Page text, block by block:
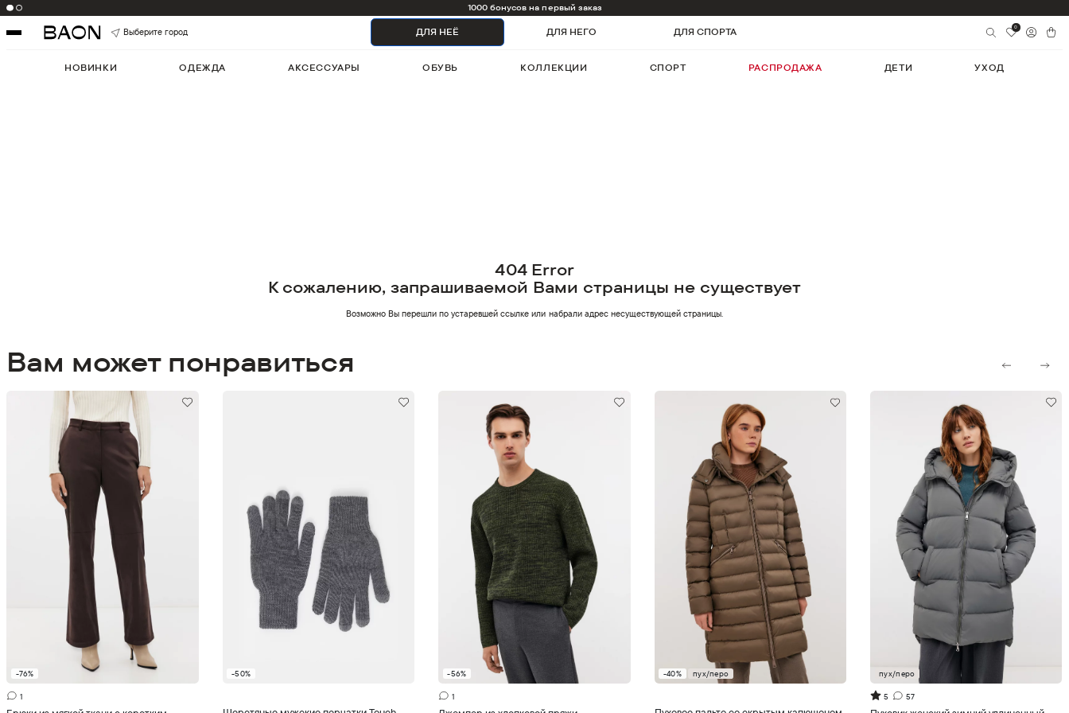
1000 бонусов на первый заказ
Выберите город ДЛЯ НЕЁ ДЛЯ НЕГО ДЛЯ СПОРТА 0
НОВИНКИ ОДЕЖДА АКСЕССУАРЫ ОБУВЬ КОЛЛЕКЦИИ СПОРТ РАСПРОДАЖА ДЕТИ УХОД
404 Error
К сожалению, запрашиваемой Вами страницы не существует
Возможно Вы перешли по устаревшей ссылке или набрали адрес несуществующей страницы.
Вам может понравиться
-76%
1
-50% -56%
1
-40% пух/перо пух/перо
5 57